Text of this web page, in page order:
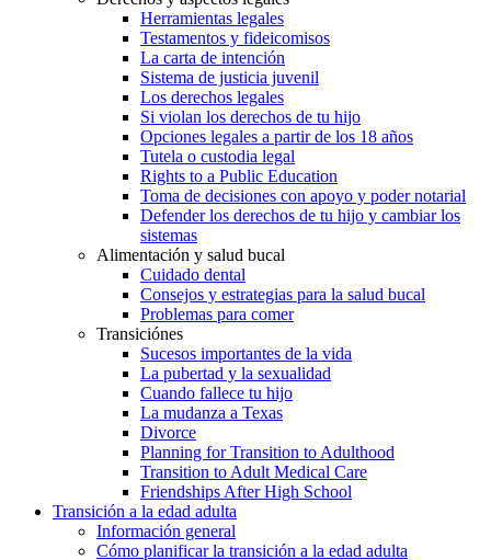
Herramientas legales
Testamentos y fideicomisos
La carta de intención
Sistema de justicia juvenil
Los derechos legales
Si violan los derechos de tu hijo
Opciones legales a partir de los 18 años
Tutela o custodia legal
Rights to a Public Education
Toma de decisiones con apoyo y poder notarial
Defender los derechos de tu hijo y cambiar los
sistemas
Alimentación y salud bucal
Cuidado dental
Consejos y estrategias para la salud bucal
Problemas para comer
Transiciónes
Sucesos importantes de la vida
La pubertad y la sexualidad
Cuando fallece tu hijo
La mudanza a Texas
Divorce
Planning for Transition to Adulthood
Transition to Adult Medical Care
Friendships After High School
Transición a la edad adulta
Información general
Cómo planificar la transición a la edad adulta